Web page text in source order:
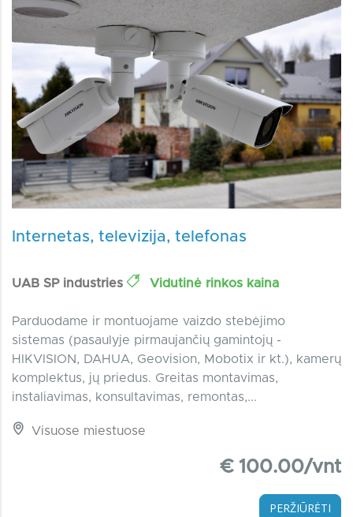
Internetas, televizija, telefonas
UAB SP industries Vidutinė rinkos kaina
Parduodame ir montuojame vaizdo stebėjimo
sistemas (pasaulyje pirmaujančių gamintojų -
HIKVISION, DAHUA, Geovision, Mobotix ir kt.), kamerų
komplektus, jų priedus. Greitas montavimas,
instaliavimas, konsultavimas, remontas,...
Visuose miestuose
€ 100.00/vnt
PERŽIŪRĖTI